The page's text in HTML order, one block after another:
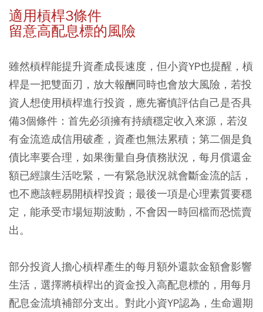
適用槓桿3條件
留意高配息標的風險
雖然槓桿能提升資產成長速度，但小資YP也提醒，槓
桿是一把雙面刃，放大報酬同時也會放大風險，若投
資人想使用槓桿進行投資，應先審慎評估自己是否具
備3個條件：首先必須擁有持續穩定收入來源，若沒
有金流造成信用破產，資產也無法累積；第二個是負
債比率要合理，如果衡量自身債務狀況，每月償還金
額已經讓生活吃緊，一有緊急狀況就會斷金流的話，
也不應該輕易開槓桿投資；最後一項是心理素質要穩
定，能承受市場短期波動，不會因一時回檔而恐慌賣
出。
部分投資人擔心槓桿產生的每月額外還款金額會影響
生活，選擇將槓桿出的資金投入高配息標的，用每月
配息金流填補部分支出。對此小資YP認為，生命週期